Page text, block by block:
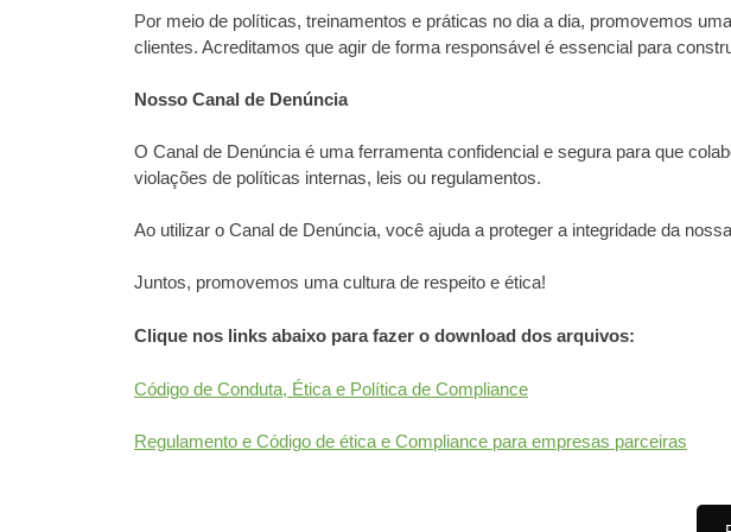
Por meio de políticas, treinamentos e práticas no dia a dia, promovemos
clientes. Acreditamos que agir de forma responsável é essencial para
Nosso Canal de Denúncia
O Canal de Denúncia é uma ferramenta confidencial e segura para que
violações de políticas internas, leis ou regulamentos.
Ao utilizar o Canal de Denúncia, você ajuda a proteger a integridade da
Juntos, promovemos uma cultura de respeito e ética!
Clique nos links abaixo para fazer o download dos arquivos:
Código de Conduta, Ética e Política de Compliance
Regulamento e Código de ética e Compliance para empresas parceiras